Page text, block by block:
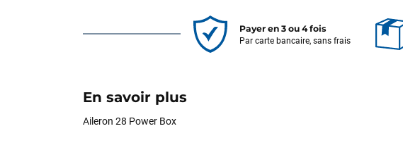
Payer en 3 ou 4 fois
Par carte bancaire, sans frais
En savoir plus
Aileron 28 Power Box